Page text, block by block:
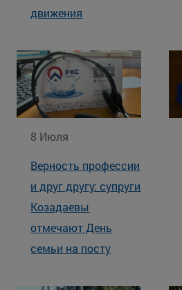
движения
8 Июля
Верность профессии
и друг другу: супруги
Козадаевы
отмечают День
семьи на посту